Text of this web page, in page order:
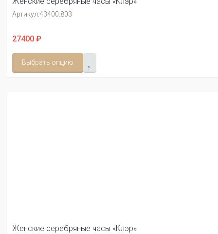
Артикул:43400.803
27400 ₽
Выбрать опцию
Женские серебряные часы «Клэр»